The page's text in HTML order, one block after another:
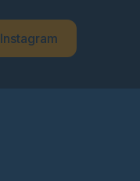
Instagram